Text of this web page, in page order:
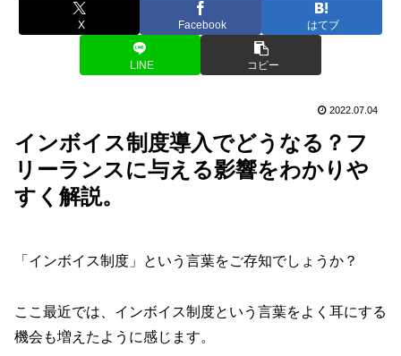
X Facebook はてブ
LINE コピー
2022.07.04
インボイス制度導入でどうなる？フ
リーランスに与える影響をわかりや
すく解説。
「インボイス制度」という言葉をご存知でしょうか？
ここ最近では、インボイス制度という言葉をよく耳にする
機会も増えたように感じます。